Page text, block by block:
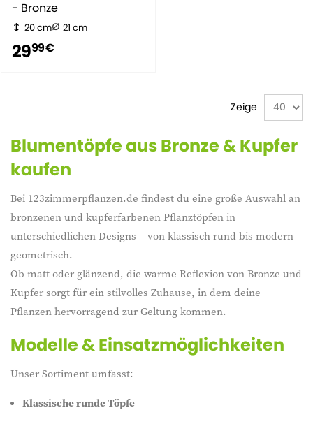
- Bronze
20 cm 21 cm
2999 €
Zeige
Blumentöpfe aus Bronze & Kupfer
kaufen
Bei 123zimmerpflanzen.de findest du eine große Auswahl an
bronzenen und kupferfarbenen Pflanztöpfen in
unterschiedlichen Designs – von klassisch rund bis modern
geometrisch.
Ob matt oder glänzend, die warme Reflexion von Bronze und
Kupfer sorgt für ein stilvolles Zuhause, in dem deine
Pflanzen hervorragend zur Geltung kommen.
Modelle & Einsatzmöglichkeiten
Unser Sortiment umfasst:
Klassische runde Töpfe